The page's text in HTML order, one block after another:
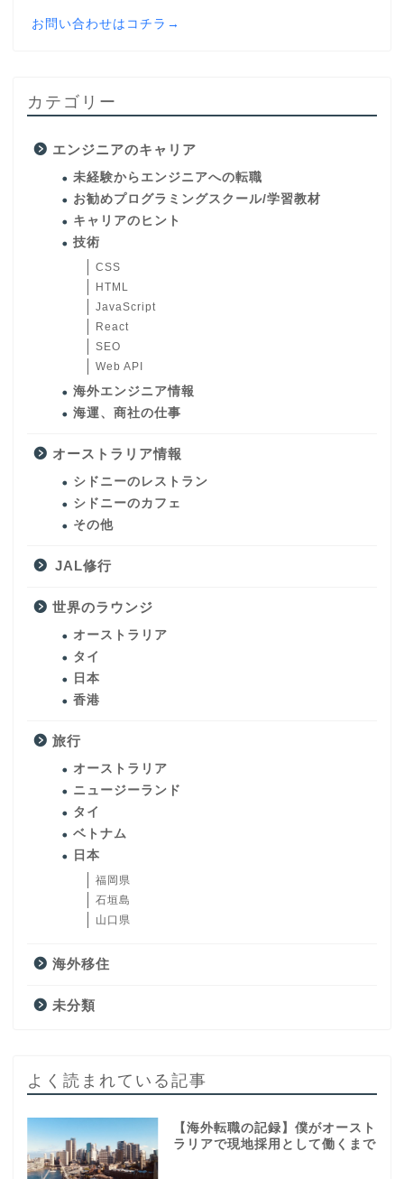
お問い合わせはコチラ→
カテゴリー
エンジニアのキャリア
未経験からエンジニアへの転職
お勧めプログラミングスクール/学習教材
キャリアのヒント
技術
CSS
HTML
JavaScript
React
SEO
Web API
海外エンジニア情報
海運、商社の仕事
オーストラリア情報
シドニーのレストラン
シドニーのカフェ
その他
JAL修行
世界のラウンジ
オーストラリア
タイ
日本
香港
旅行
オーストラリア
ニュージーランド
タイ
ベトナム
日本
福岡県
石垣島
山口県
海外移住
未分類
よく読まれている記事
【海外転職の記録】僕がオースト
ラリアで現地採用として働くまで